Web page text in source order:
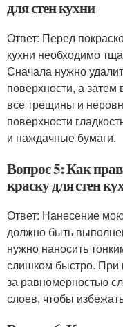
для стен кухни
Ответ: Перед
кухни необходимо
Сначала нужно
поверхности, а затем
все трещины и
поверхности
и наждачные бумаги.
Вопрос 5: Как
краску для стен
Ответ: Нанесение
должно быть
нужно наносить
слишком быстро. При
за равномерностью
слоев, чтобы